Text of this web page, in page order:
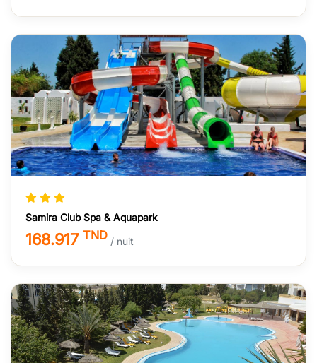
Samira Club Spa & Aquapark
168.917 TND / nuit